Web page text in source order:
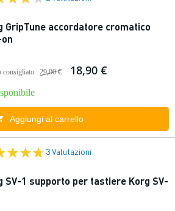
GripTune accordatore cromatico
consigliato 29,00 € 18,90 €
Aggiungi al carrello
3 Valutazioni
SV-1 supporto per tastiere Korg SV-